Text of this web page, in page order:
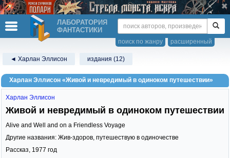
ЛАБОРАТОРИЯ
ФАНТАСТИКИ
расширенный
поиск по жанру
◄ Харлан Эллисон издания (12)
Харлан Эллисон «Живой и невредимый в одиноком путешествии»
Харлан Эллисон
Живой и невредимый в одиноком путешествии
Alive and Well and on a Friendless Voyage
Другие названия: Жив-здоров, путешествую в одиночестве
Рассказ, 1977 год